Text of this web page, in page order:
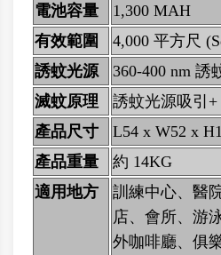
電池容量
1,300 MAH
有效範圍
4,000 平方尺
誘蚊光源
360-400 nm 誘
滅蚊原理
誘蚊光源吸引
產品尺寸
L54 x W52 x
產品重量
約 14KG
適用地方
訓練中心、醫
店、會所、游
外咖啡廳、俱